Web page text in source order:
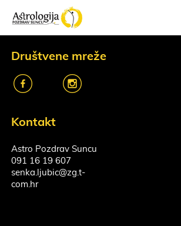
Društvene mreže
k o
Kontakt
Astro Pozdrav Suncu
091 16 19 607
senka.ljubic@zg.t-
com.hr